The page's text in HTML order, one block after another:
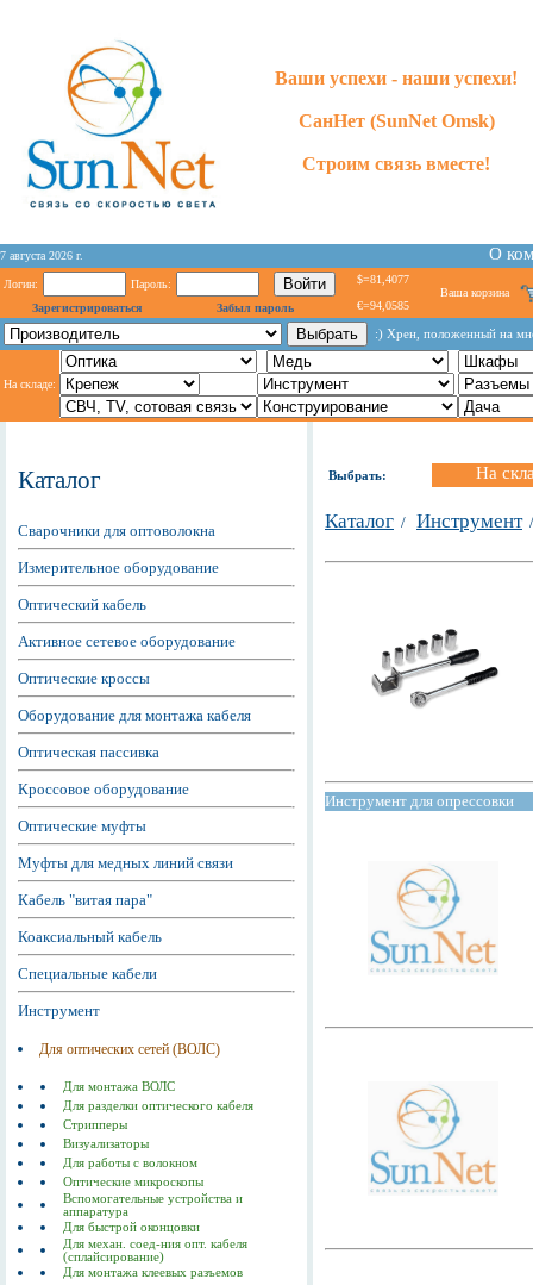
Ваши успехи - наши успехи!
СанНет (SunNet Omsk)
Строим связь вместе!
7 августа 2026 г. О
Логин:
Пароль:
Зарегистрироваться
Забыл пароль
$=81,4077
€=94,0585
Ваша корзина
:) Хрен, положенный на
На складе:
Каталог
Сварочники для оптоволокна
Измерительное оборудование
Оптический кабель
Активное сетевое оборудование
Оптические кроссы
Оборудование для монтажа кабеля
Оптическая пассивка
Кроссовое оборудование
Оптические муфты
Муфты для медных линий связи
Кабель "витая пара"
Коаксиальный кабель
Специальные кабели
Инструмент
Для оптических сетей (ВОЛС)
Для монтажа ВОЛС
Для разделки оптического кабеля
Стрипперы
Визуализаторы
Для работы с волокном
Оптические микроскопы
Вспомогательные устройства и
аппаратура
Для быстрой оконцовки
Для механ. соед-ния опт. кабеля
(сплайсирование)
Для монтажа клеевых разъемов
Выбрать: На
Каталог / Инструмент
Инструмент для опрессовки